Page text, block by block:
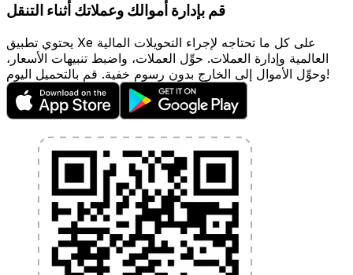
قم بإدارة أموالك وعملاتك أثناء التنقل
يحتوي تطبيق Xe على كل ما تحتاجه لإجراء التحويلات المالية
العالمية وإدارة العملات. حوِّل العملات، واضبط تنبيهات الأسعار،
وحوِّل الأموال إلى الخارج بدون رسوم خفية. قم بالتحميل اليوم!